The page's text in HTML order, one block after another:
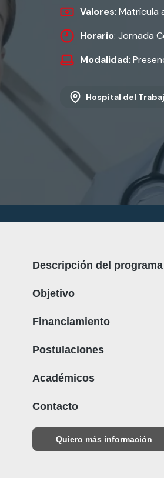
Valores: Matrícula
Horario: Jornada
Modalidad:
Hospital del
Descripción del programa
Objetivo
Financiamiento
Postulaciones
Académicos
Contacto
Quiero más información